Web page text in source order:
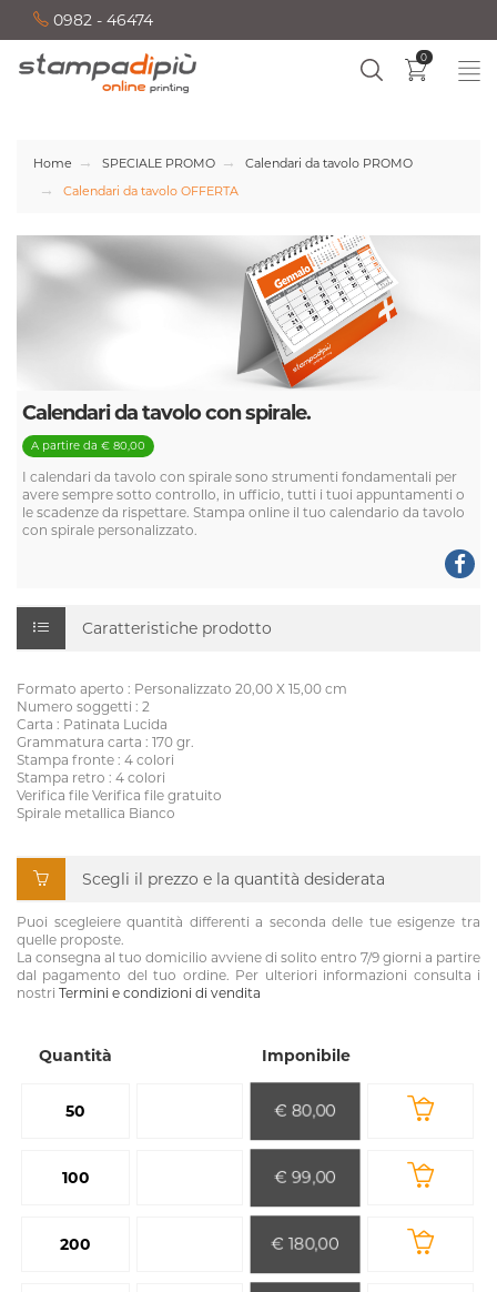
0982 - 46474
0
Home SPECIALE PROMO
Calendari da tavolo PROMO
Calendari da tavolo OFFERTA
Calendari da tavolo con spirale.
A partire da € 80,00
I calendari da tavolo con spirale sono strumenti fondamentali per
avere sempre sotto controllo, in ufficio, tutti i tuoi appuntamenti o
le scadenze da rispettare. Stampa online il tuo calendario da tavolo
con spirale personalizzato.
Caratteristiche prodotto
Formato aperto : Personalizzato 20,00 X 15,00 cm
Numero soggetti : 2
Carta : Patinata Lucida
Grammatura carta : 170 gr.
Stampa fronte : 4 colori
Stampa retro : 4 colori
Verifica file Verifica file gratuito
Spirale metallica Bianco
Scegli il prezzo e la quantità desiderata
Puoi scegleiere quantità differenti a seconda delle tue esigenze tra
quelle proposte.
La consegna al tuo domicilio avviene di solito entro 7/9 giorni a partire
dal pagamento del tuo ordine. Per ulteriori informazioni consulta i
nostri Termini e condizioni di vendita
Quantità Imponibile
50 € 80,00
100 € 99,00
200 € 180,00